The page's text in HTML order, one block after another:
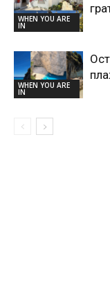
WHEN YOU ARE
IN
WHEN YOU ARE
IN